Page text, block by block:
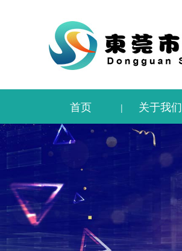
首页 | 关于我们